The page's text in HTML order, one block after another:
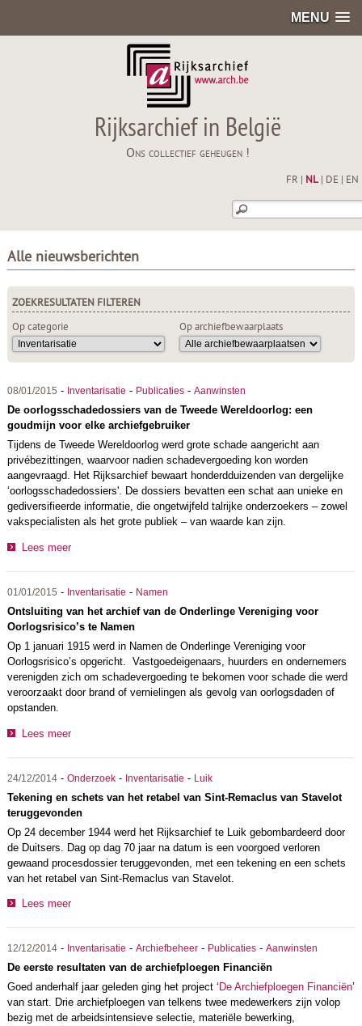
MENU
Rijksarchief in België
Ons collectief geheugen !
FR NL| DE EN
Alle nieuwsberichten
ZOEKRESULTATEN FILTEREN
Op categorie
Op archiefbewaarplaats
08/01/2015 - Inventarisatie - Publicaties- Aanwinsten
De oorlogsschadedossiers van de Tweede Wereldoorlog: een
goudmijn voor elke archiefgebruiker
Tijdens de Tweede Wereldoorlog werd grote schade aangericht aan
privébezittingen, waarvoor nadien schadevergoeding kon worden
aangevraagd. Het Rijksarchief bewaart honderdduizenden van dergelijke
‘oorlogsschadedossiers'. De dossiers bevatten een schat aan unieke en
gediversifieerde informatie, die ongetwijfeld talrijke onderzoekers – zowel
vakspecialisten als het grote publiek – van waarde kan zijn.
Lees meer
01/01/2015 - Inventarisatie - Namen
Ontsluiting van het archief van de Onderlinge Vereniging voor
Oorlogsrisico’s te Namen
Op 1 januari 1915 werd in Namen de Onderlinge Vereniging voor
Oorlogsrisico’s opgericht. Vastgoedeigenaars, huurders en ondernemers
verenigden zich om schadevergoeding te bekomen voor schade die werd
veroorzaakt door brand of vernielingen als gevolg van oorlogsdaden of
opstanden.
Lees meer
24/12/2014- Onderzoek- Inventarisatie - Luik
Tekening en schets van het retabel van Sint-Remaclus van Stavelot
teruggevonden
Op 24 december 1944 werd het Rijksarchief te Luik gebombardeerd door
de Duitsers. Dag op dag 70 jaar na datum is een voorgoed verloren
gewaand procesdossier teruggevonden, met een tekening en een schets
van het retabel van Sint-Remaclus van Stavelot.
Lees meer
12/12/2014- Inventarisatie - Archiefbeheer- Publicaties- Aanwinsten
De eerste resultaten van de archiefploegen Financiën
Goed anderhalf jaar geleden ging het project ‘ De Archiefploegen Financiën’
van start. Drie archiefploegen van telkens twee medewerkers zijn volop
bezig met de arbeidsintensieve selectie, materiële bewerking,